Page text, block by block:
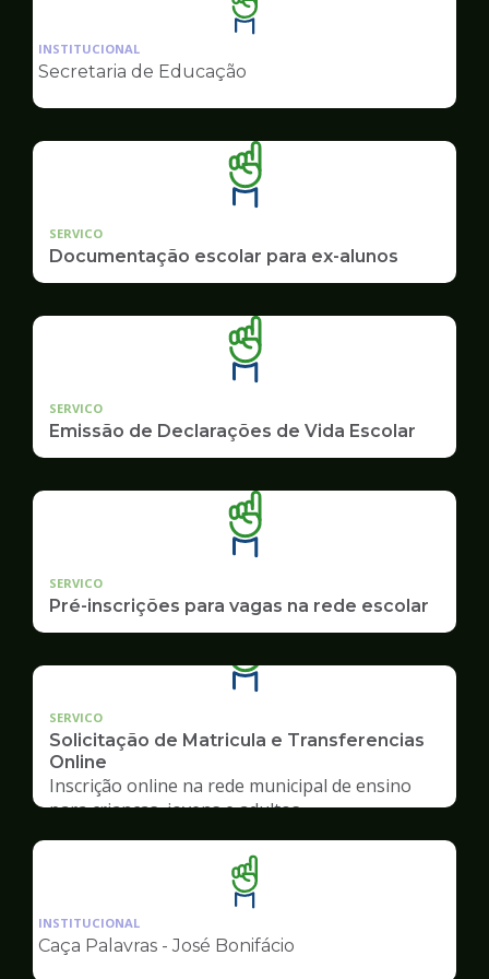
Ilustração
da
pagina
Educação
INSTITUCIONAL
Secretaria de Educação
SERVICO
Documentação escolar para ex-alunos
SERVICO
Emissão de Declarações de Vida Escolar
SERVICO
Pré-inscrições para vagas na rede escolar
SERVICO
Solicitação de Matricula e Transferencias
Online
Inscrição online na rede municipal de ensino
para crianças, jovens e adultos
Ilustração
da
pagina
INSTITUCIONAL
Caça Palavras - José Bonifácio